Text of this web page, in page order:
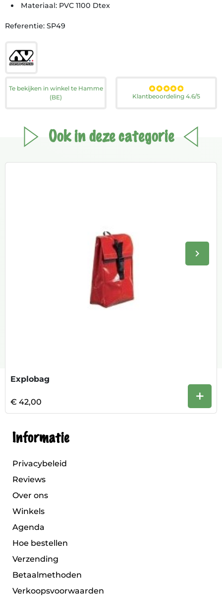
Materiaal: PVC 1100 Dtex
Referentie: SP49
Te bekijken in winkel te Hamme
(BE)
Klantbeoordeling 4.6/5
Ook in deze categorie
keyboard_arrow_right
Explobag
€ 42,00 +
Informatie
Privacybeleid
Reviews
Over ons
Winkels
Agenda
Hoe bestellen
Verzending
Betaalmethoden
Verkoopsvoorwaarden